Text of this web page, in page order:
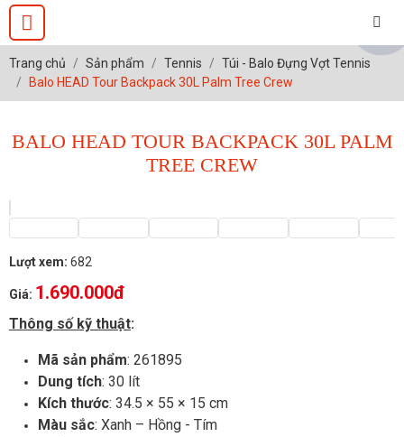
Trang chủ Sản phẩm Tennis
Túi - Balo Đựng Vợt Tennis
Balo HEAD Tour Backpack 30L Palm Tree Crew
BALO HEAD TOUR BACKPACK 30L PALM
TREE CREW
Lượt xem: 682
Giá: 1.690.000đ
Thông số kỹ thuật:
Mã sản phẩm: 261895
Dung tích: 30 lít
Kích thước: 34.5 × 55 × 15 cm
Màu sắc: Xanh – Hồng - Tím